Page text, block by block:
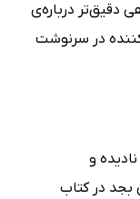
دقیق‌تر درباره‌ی
در سرنوشت
و
بجد در کتاب